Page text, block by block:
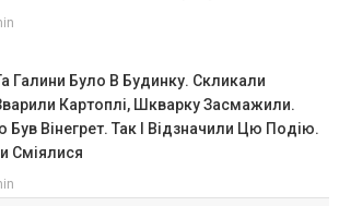
Галини Було В Будинку. Скликали
Картоплі, Шкварку Засмажили.
Вінегрет. Так І Відзначили Цю Подію.
Сміялися